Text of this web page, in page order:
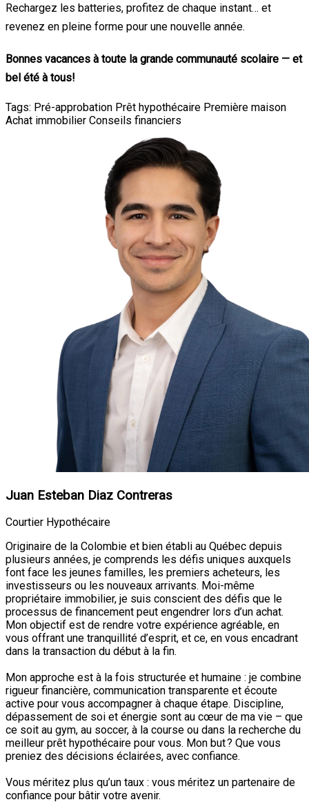
Rechargez les batteries, profitez de chaque instant… et
revenez en pleine forme pour une nouvelle année.
Bonnes vacances à toute la grande communauté scolaire — et
bel été à tous!
Tags: Pré-approbation Prêt hypothécaire Première maison
Achat immobilier Conseils financiers
Juan Esteban Diaz Contreras
Courtier Hypothécaire
Originaire de la Colombie et bien établi au Québec depuis
plusieurs années, je comprends les défis uniques auxquels
font face les jeunes familles, les premiers acheteurs, les
investisseurs ou les nouveaux arrivants. Moi-même
propriétaire immobilier, je suis conscient des défis que le
processus de financement peut engendrer lors d’un achat.
Mon objectif est de rendre votre expérience agréable, en
vous offrant une tranquillité d’esprit, et ce, en vous encadrant
dans la transaction du début à la fin.
Mon approche est à la fois structurée et humaine : je combine
rigueur financière, communication transparente et écoute
active pour vous accompagner à chaque étape. Discipline,
dépassement de soi et énergie sont au cœur de ma vie – que
ce soit au gym, au soccer, à la course ou dans la recherche du
meilleur prêt hypothécaire pour vous. Mon but ? Que vous
preniez des décisions éclairées, avec confiance.
Vous méritez plus qu’un taux : vous méritez un partenaire de
confiance pour bâtir votre avenir.